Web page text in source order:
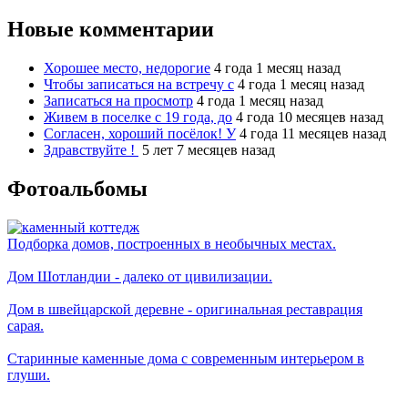
Новые комментарии
Хорошее место, недорогие 4 года 1 месяц назад
Чтобы записаться на встречу с 4 года 1 месяц назад
Записаться на просмотр 4 года 1 месяц назад
Живем в поселке с 19 года, до 4 года 10 месяцев назад
Согласен, хороший посёлок! У 4 года 11 месяцев назад
Здравствуйте ! 5 лет 7 месяцев назад
Фотоальбомы
Подборка домов, построенных в необычных местах.
Дом Шотландии - далеко от цивилизации.
Дом в швейцарской деревне - оригинальная реставрация
сарая.
Старинные каменные дома с современным интерьером в
глуши.